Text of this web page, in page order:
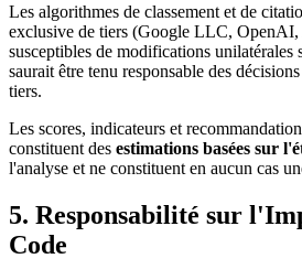
Les algorithmes de classement et de
exclusive de tiers (Google LLC,
susceptibles de modifications unilatérales
saurait être tenu responsable des
tiers.
Les scores, indicateurs et
constituent des estimations basées sur
l'analyse et ne constituent en aucun cas
5. Responsabilité sur
Code